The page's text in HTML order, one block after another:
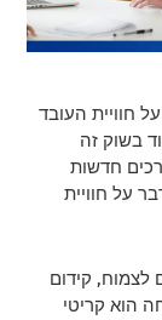
חוויית העובד
בשוק זה
חדשות
על חוויית
לצמוח, קידום
הוא קריטי